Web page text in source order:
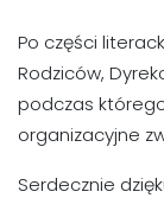
Po części
Rodziców,
podczas
organizacyjne
Serdecznie